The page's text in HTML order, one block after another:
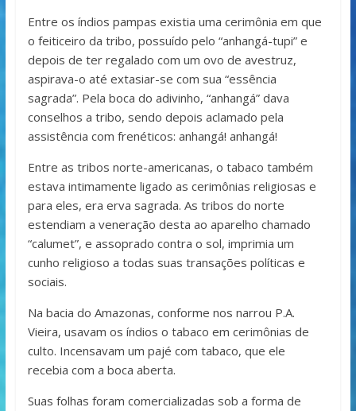
Entre os índios pampas existia uma cerimônia em que
o feiticeiro da tribo, possuído pelo “anhangá-tupi” e
depois de ter regalado com um ovo de avestruz,
aspirava-o até extasiar-se com sua “essência
sagrada”. Pela boca do adivinho, “anhangá” dava
conselhos a tribo, sendo depois aclamado pela
assistência com frenéticos: anhangá! anhangá!
Entre as tribos norte-americanas, o tabaco também
estava intimamente ligado as cerimônias religiosas e
para eles, era erva sagrada. As tribos do norte
estendiam a veneração desta ao aparelho chamado
“calumet”, e assoprado contra o sol, imprimia um
cunho religioso a todas suas transações políticas e
sociais.
Na bacia do Amazonas, conforme nos narrou P.A.
Vieira, usavam os índios o tabaco em cerimônias de
culto. Incensavam um pajé com tabaco, que ele
recebia com a boca aberta.
Suas folhas foram comercializadas sob a forma de